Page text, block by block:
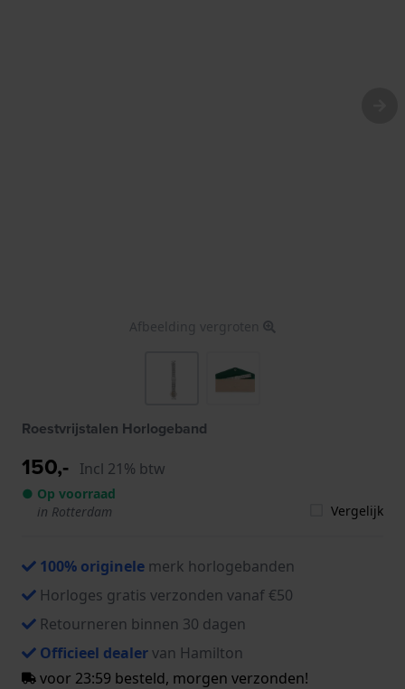
Afbeelding vergroten
Roestvrijstalen Horlogeband
150,- Incl 21% btw
● Op voorraad
in Rotterdam
Vergelijk
100% originele merk horlogebanden
Horloges gratis verzonden vanaf €50
Retourneren binnen 30 dagen
Officieel dealervan Hamilton
voor 23:59 besteld, morgen verzonden!